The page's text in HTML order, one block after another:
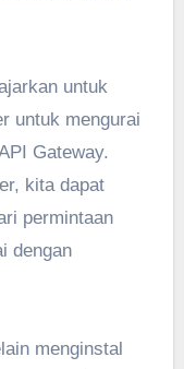
untuk
untuk mengurai
Gateway.
kita dapat
permintaan
dengan
menginstal